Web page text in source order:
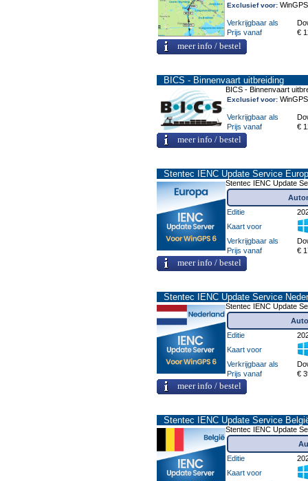
Exclusief voor:
Verkrijgbaar als
Prijs vanaf
€
meer info / bestel
BICS - Binnenvaart uitbreiding
BICS - Binnenvaart
Exclusief voor:
Verkrijgbaar als
Prijs vanaf
€
meer info / bestel
Stentec IENC Update Service
Stentec IENC Update
Editie
Kaart voor
Verkrijgbaar als
Prijs vanaf
€
meer info / bestel
Stentec IENC Update Service
Stentec IENC Update
Editie
Kaart voor
Verkrijgbaar als
Prijs vanaf
€
meer info / bestel
Stentec IENC Update Service
Stentec IENC Update
Editie
Kaart voor